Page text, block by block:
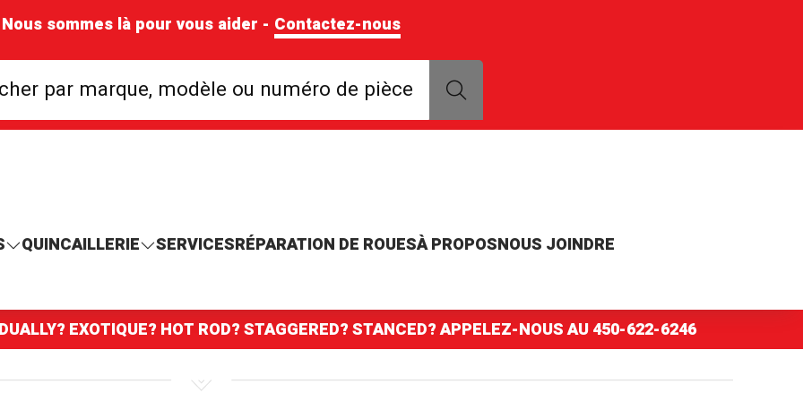
Nous sommes là pour vous aider - Contactez-nous
par marque, modèle ou numéro de pièce
Rechercher par marque, modèle ou numéro de pièce
QUINCAILLERIE SERVICESRÉPARATION DE ROUESÀ PROPOSNOUS JOINDRE
EXOTIQUE? HOT ROD? STAGGERED? STANCED? APPELEZ-NOUS AU450-622-6246